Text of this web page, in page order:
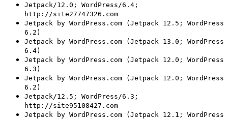
Jetpack/12.0; WordPress/6.4;
http://site27747326.com
Jetpack by WordPress.com (Jetpack 12.5; WordPress
6.2)
Jetpack by WordPress.com (Jetpack 13.0; WordPress
6.4)
Jetpack by WordPress.com (Jetpack 12.0; WordPress
6.3)
Jetpack by WordPress.com (Jetpack 12.0; WordPress
6.2)
Jetpack/12.5; WordPress/6.3;
http://site95108427.com
Jetpack by WordPress.com (Jetpack 12.1; WordPress